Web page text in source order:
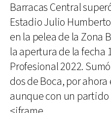
Barracas Central
Estadio Julio
en la pelea de la Zona
la apertura de la fecha
Profesional 2022.
dos de Boca, por
aunque con un partido